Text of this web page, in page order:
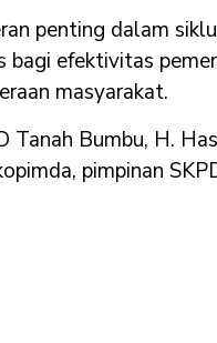
penting dalam
bagi efektivitas
masyarakat.
Bumbu, H.
pimpinan